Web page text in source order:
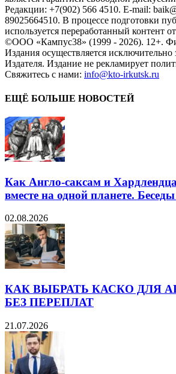
Редакции: +7(902) 566 4510. E-mail:
89025664510. В процессе подготовки
используется переработанный контент
©ООО «Кампус38» (1999 - 2026). 12+.
Издания осуществляется исключительно
Издателя. Издание не рекламирует
Свяжитесь с нами: info@kto-irkutsk.ru
ЕЩЁ БОЛЬШЕ НОВОСТЕЙ
Как Англо-саксам и
вместе на одной планете. Беседы
02.08.2026
КАК ВЫБРАТЬ КАСКО ДЛЯ
БЕЗ ПЕРЕПЛАТ
21.07.2026